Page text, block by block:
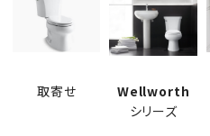
取寄せ
Wellworth
シリーズ